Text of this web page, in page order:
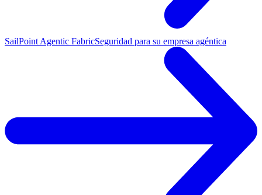
SailPoint Agentic FabricSeguridad para su empresa agéntica